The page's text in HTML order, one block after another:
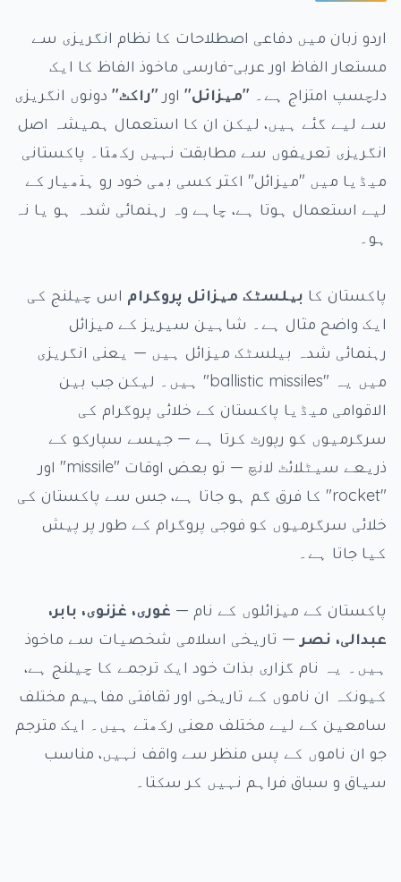
اردو زبان میں دفاعی اصطلاحات کا نظام انگریزی سے
مستعار الفاظ اور عربی-فارسی ماخوذ الفاظ کا ایک
دلچسپ امتزاج ہے۔ "میزائل" اور "راکٹ" دونوں انگریزی
سے لیے گئے ہیں، لیکن ان کا استعمال ہمیشہ اصل
انگریزی تعریفوں سے مطابقت نہیں رکھتا۔ پاکستانی
میڈیا میں "میزائل" اکثر کسی بھی خود رو ہتھیار کے
لیے استعمال ہوتا ہے، چاہے وہ رہنمائی شدہ ہو یا نہ
ہو۔
پاکستان کا بیلسٹک میزائل پروگرام اس چیلنج کی
ایک واضح مثال ہے۔ شاہین سیریز کے میزائل
رہنمائی شدہ بیلسٹک میزائل ہیں — یعنی انگریزی
میں یہ "ballistic missiles" ہیں۔ لیکن جب بین
الاقوامی میڈیا پاکستان کے خلائی پروگرام کی
سرگرمیوں کو رپورٹ کرتا ہے — جیسے سپارکو کے
ذریعے سیٹلائٹ لانچ — تو بعض اوقات "missile" اور
"rocket" کا فرق گم ہو جاتا ہے، جس سے پاکستان کی
خلائی سرگرمیوں کو فوجی پروگرام کے طور پر پیش
کیا جاتا ہے۔
پاکستان کے میزائلوں کے نام — غوری، غزنوی، بابر،
عبدالی، نصر — تاریخی اسلامی شخصیات سے ماخوذ
ہیں۔ یہ نام گزاری بذات خود ایک ترجمے کا چیلنج ہے،
کیونکہ ان ناموں کے تاریخی اور ثقافتی مفاہیم مختلف
سامعین کے لیے مختلف معنی رکھتے ہیں۔ ایک مترجم
جو ان ناموں کے پس منظر سے واقف نہیں، مناسب
سیاق و سباق فراہم نہیں کر سکتا۔